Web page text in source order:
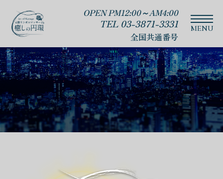
OPEN PM12:00～AM4:00
TEL 03-3871-3331
全国共通番号